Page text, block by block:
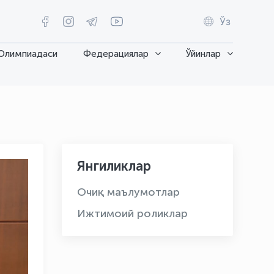
Ўз
Федерациялар Ўйинлар
Янгиликлар
Очиқ маълумотлар
Ижтимоий роликлар